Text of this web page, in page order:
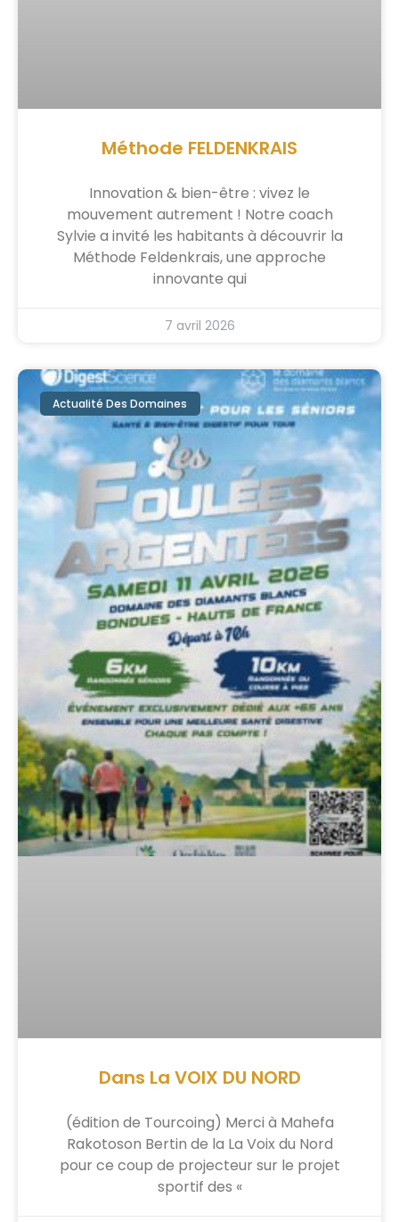
Méthode FELDENKRAIS
Innovation & bien-être : vivez le
mouvement autrement ! Notre coach
Sylvie a invité les habitants à découvrir la
Méthode Feldenkrais, une approche
innovante qui
7 avril 2026
Actualité Des Domaines
Dans La VOIX DU NORD
(édition de Tourcoing) Merci à Mahefa
Rakotoson Bertin de la La Voix du Nord
pour ce coup de projecteur sur le projet
sportif des «